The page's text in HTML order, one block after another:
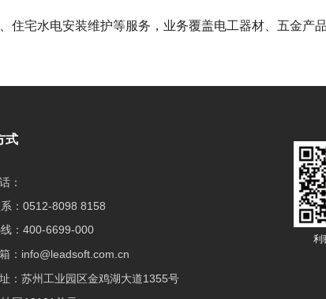
宅水电安装维护等服务，业务覆盖电工器材、五金产
式
：
：0512-8098 8158
：400-6699-000
：info@leadsoft.com.cn
：苏州工业园区金鸡湖大道1355号
利